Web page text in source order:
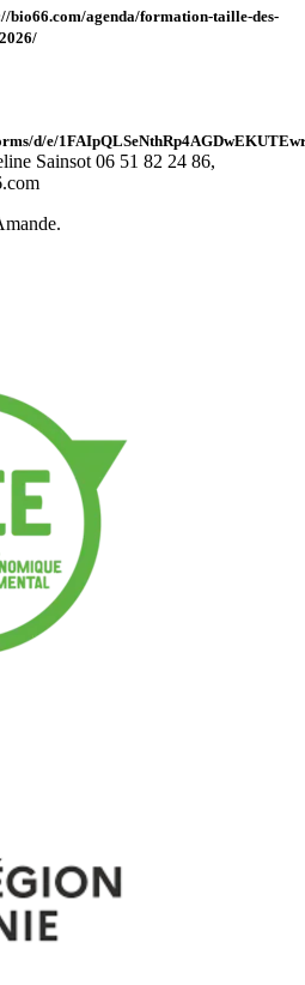
bio66.com/agenda/formation-taille-des-
d/e/
Sainsot 06 51 82 24 86,